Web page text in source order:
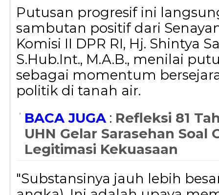
Putusan progresif ini
sambutan positif dari
Komisi II DPR RI, Hj. Shintya
S.Hub.Int., M.A.B., menilai
sebagai momentum
politik di tanah air.
BACA JUGA: Refleksi 81
UHN Gelar Sarasehan Soal
Legitimasi Kekuasaan
"Substansinya jauh lebih